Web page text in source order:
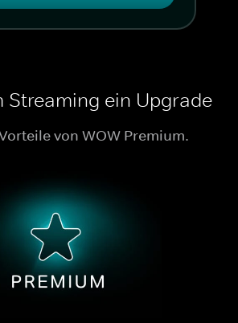
Streaming ein Upgrade
von WOW Premium.